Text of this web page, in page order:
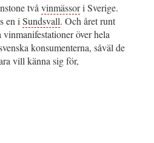
två vinmässori Sverige.
en i Sundsvall. Och året runt
över hela
konsumenterna, såväl de
vill känna sig för,